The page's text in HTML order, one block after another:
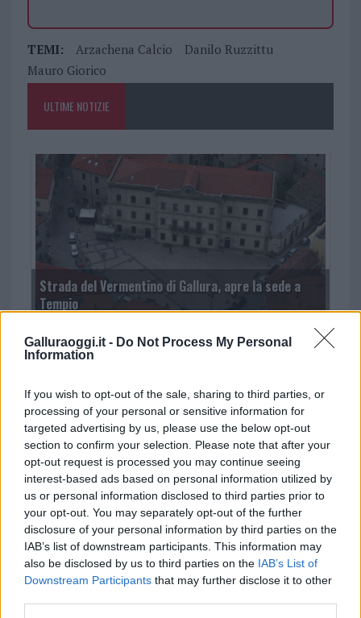
Galluraoggi.it - Do Not Process My Personal
Information
If you wish to opt-out of the sale, sharing to third parties, or
processing of your personal or sensitive information for
targeted advertising by us, please use the below opt-out
section to confirm your selection. Please note that after your
opt-out request is processed you may continue seeing
interest-based ads based on personal information utilized by
us or personal information disclosed to third parties prior to
your opt-out. You may separately opt-out of the further
disclosure of your personal information by third parties on the
IAB’s list of downstream participants. This information may
also be disclosed by us to third parties on the IAB’s List of
Downstream Participants that may further disclose it to other
TEMI: Arzachena Calcio
Danilo Ruzzittu
Mauro Giorico
ULTIME NOTIZIE
Strada del Vermentino di Gallura, apre la sede a
Tempio
Truffa da 8 milioni sul reddito di cittadinanza, 300
stranieri denunciati